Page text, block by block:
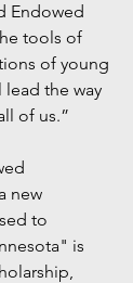
Endowed
tools of
of young
the way
of us.”
new
to
is